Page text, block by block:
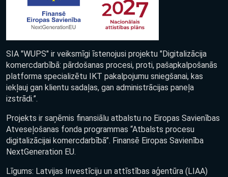
SIA "WUPS" ir veiksmīgi īstenojusi projektu "Digitalizācija
komercdarbībā: pārdošanas procesi, proti, pašapkalpošanās
platforma specializētu IKT pakalpojumu sniegšanai, kas
iekļauj gan klientu sadaļas, gan administrācijas paneļa
izstrādi.”.
Projekts ir saņēmis finansiālu atbalstu no Eiropas Savienības
Atveseļošanas fonda programmas “Atbalsts procesu
digitalizācijai komercdarbībā”. Finansē Eiropas Savienība
NextGeneration EU.
Līgums: Latvijas Investīciju un attīstības aģentūra (LIAA)